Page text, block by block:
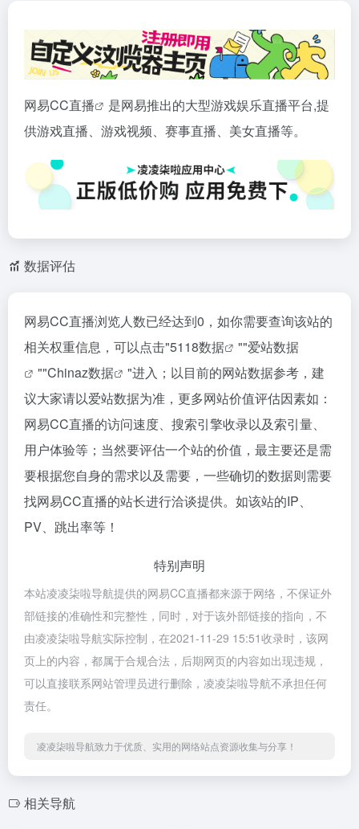
网易CC直播
是网易推出的大型游戏娱乐直播平台,提
供游戏直播、游戏视频、赛事直播、美女直播等。
数据评估
网易CC直播浏览人数已经达到0，如你需要查询该站的
相关权重信息，可以点击"5118数据 ""爱站数据
""Chinaz数据
"进入；以目前的网站数据参考，建
议大家请以爱站数据为准，更多网站价值评估因素如：
网易CC直播的访问速度、搜索引擎收录以及索引量、
用户体验等；当然要评估一个站的价值，最主要还是需
要根据您自身的需求以及需要，一些确切的数据则需要
找网易CC直播的站长进行洽谈提供。如该站的IP、
PV、跳出率等！
特别声明
本站凌凌柒啦导航提供的网易CC直播都来源于网络，不保证外
部链接的准确性和完整性，同时，对于该外部链接的指向，不
由凌凌柒啦导航实际控制，在2021-11-29 15:51收录时，该网
页上的内容，都属于合规合法，后期网页的内容如出现违规，
可以直接联系网站管理员进行删除，凌凌柒啦导航不承担任何
责任。
凌凌柒啦导航致力于优质、实用的网络站点资源收集与分享！
相关导航